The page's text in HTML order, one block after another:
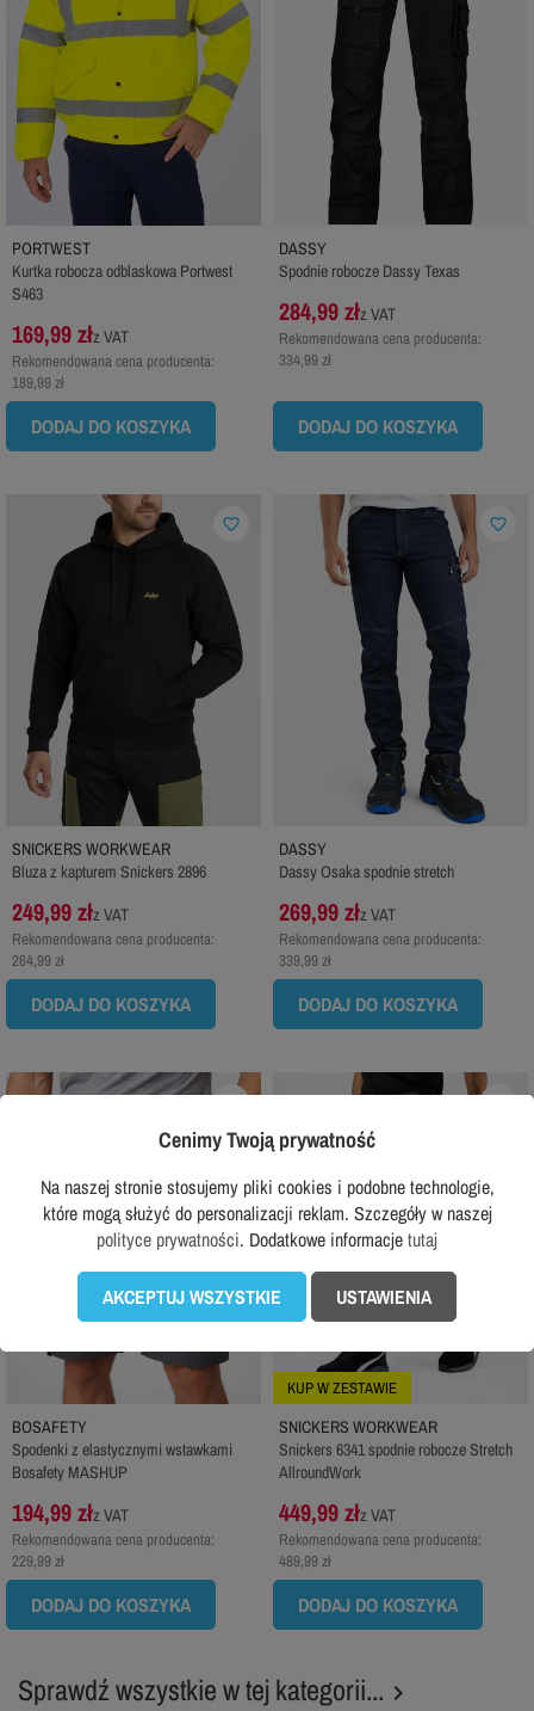
PORTWEST
Kurtka robocza odblaskowa Portwest
S463
169,99 złz VAT
Rekomendowana cena producenta:
189,99 zł
DODAJ DO KOSZYKA
DASSY
Spodnie robocze Dassy Texas
284,99 złz VAT
Rekomendowana cena producenta:
334,99 zł
DODAJ DO KOSZYKA
SNICKERS WORKWEAR
Bluza z kapturem Snickers 2896
249,99 złz VAT
Rekomendowana cena producenta:
264,99 zł
DODAJ DO KOSZYKA
favorite_border
DASSY
Dassy Osaka spodnie stretch
269,99 złz VAT
Rekomendowana cena producenta:
339,99 zł
DODAJ DO KOSZYKA
favorite_border
BOSAFETY
Spodenki z elastycznymi wstawkami
Bosafety MASHUP
194,99 złz VAT
Rekomendowana cena producenta:
229,99 zł
DODAJ DO KOSZYKA
KUP W ZESTAWIE
SNICKERS WORKWEAR
Snickers 6341 spodnie robocze Stretch
AllroundWork
449,99 złz VAT
Rekomendowana cena producenta:
489,99 zł
DODAJ DO KOSZYKA
Sprawdź wszystkie w tej kategorii... 
Cenimy Twoją prywatność
Na naszej stronie stosujemy pliki cookies i podobne technologie,
które mogą służyć do personalizacji reklam. Szczegóły w naszej
polityce prywatności. Dodatkowe informacjetutaj
AKCEPTUJ WSZYSTKIE USTAWIENIA